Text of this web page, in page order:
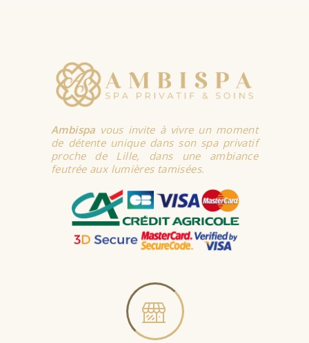
Ambispa vous invite à vivre un moment
de détente unique dans son spa privatif
proche de Lille, dans une ambiance
feutrée aux lumières tamisées.